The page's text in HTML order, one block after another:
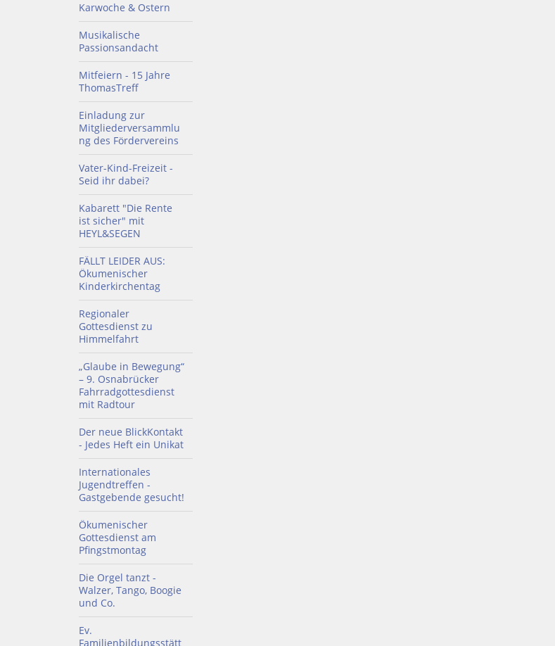
Karwoche & Ostern
Musikalische
Passionsandacht
Mitfeiern - 15 Jahre
ThomasTreff
Einladung zur
Mitgliederversammlu
ng des Fördervereins
Vater-Kind-Freizeit -
Seid ihr dabei?
Kabarett "Die Rente
ist sicher" mit
HEYL&SEGEN
FÄLLT LEIDER AUS:
Ökumenischer
Kinderkirchentag
Regionaler
Gottesdienst zu
Himmelfahrt
„Glaube in Bewegung“
– 9. Osnabrücker
Fahrradgottesdienst
mit Radtour
Der neue BlickKontakt
- Jedes Heft ein Unikat
Internationales
Jugendtreffen -
Gastgebende gesucht!
Ökumenischer
Gottesdienst am
Pfingstmontag
Die Orgel tanzt -
Walzer, Tango, Boogie
und Co.
Ev.
Familienbildungsstätt